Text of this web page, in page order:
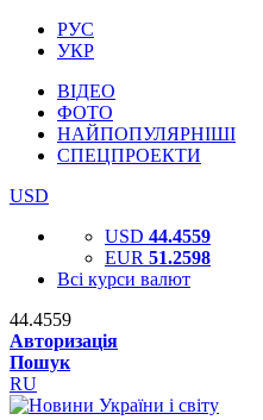
РУС
УКР
ВІДЕО
ФОТО
НАЙПОПУЛЯРНІШІ
СПЕЦПРОЕКТИ
USD
USD 44.4559
EUR 51.2598
Всі курси валют
44.4559
Авторизація
Пошук
RU